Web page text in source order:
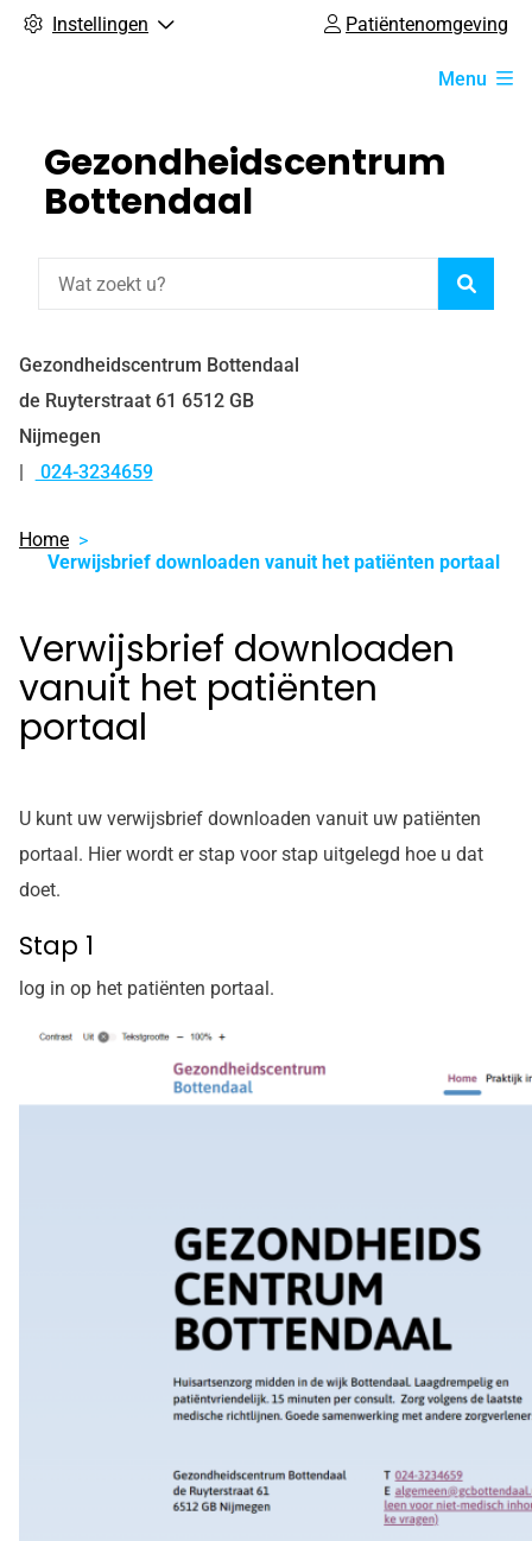
Instellingen Patiëntenomgeving
Menu
Gezondheidscentrum
Bottendaal
Gezondheidscentrum Bottendaal
de Ruyterstraat 61 6512 GB
Nijmegen
Tel:
024-3234659
Home
Verwijsbrief downloaden vanuit het patiënten portaal
Verwijsbrief downloaden
vanuit het patiënten
portaal
U kunt uw verwijsbrief downloaden vanuit uw patiënten
portaal. Hier wordt er stap voor stap uitgelegd hoe u dat
doet.
Stap 1
log in op het patiënten portaal.